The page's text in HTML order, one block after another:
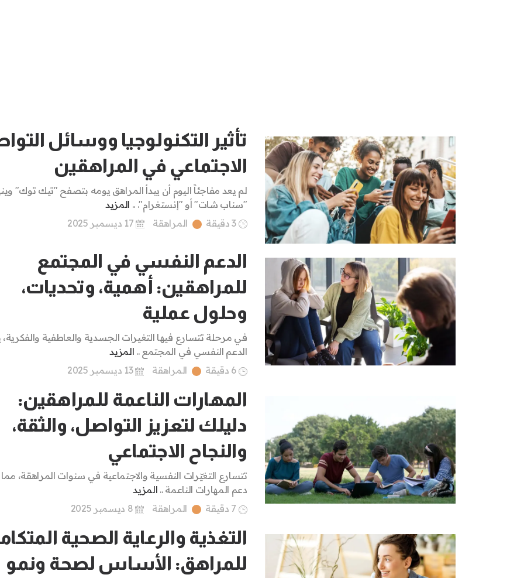
تأثير التكنولوجيا ووسائل
الاجتماعي في المراهقين
لم يعد مفاجئاً اليوم أن يبدأ المراهق يومه بتصفح "تيك توك"
"سناب شات" أو "إنستغرام". .. المزيد
3 دقيقة
المراهقة 17 ديسمبر 2025
الدعم النفسي في المجتمع
للمراهقين: أهمية، وتحديات،
وحلول عملية
في مرحلة تتسارع فيها التغيرات الجسدية والعاطفية
الدعم النفسي في المجتمع .. المزيد
6 دقيقة
المراهقة 13 ديسمبر 2025
المهارات الناعمة للمراهقين:
دليلك لتعزيز التواصل، والثقة،
والنجاح الاجتماعي
تتسارع التغيّرات النفسية والاجتماعية في سنوات المراهقة،
دعم المهارات الناعمة .. المزيد
7 دقيقة
المراهقة 8 ديسمبر 2025
التغذية والرعاية الصحية
للمراهق: الأساس لصحة ونمو